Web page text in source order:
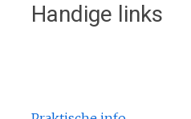
Handige links